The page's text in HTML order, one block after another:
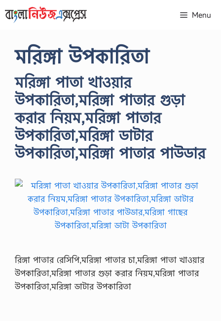
to
Menu
মরিঙ্গা উপকারিতা
মরিঙ্গা পাতা খাওয়ার
উপকারিতা,মরিঙ্গা পাতার গুড়া
করার নিয়ম,মরিঙ্গা পাতার
উপকারিতা,মরিঙ্গা ডাটার
উপকারিতা,মরিঙ্গা পাতার পাউডার
রিঙ্গা পাতার রেসিপি,মরিঙ্গা পাতার চা,মরিঙ্গা পাতা খাওয়ার
উপকারিতা,মরিঙ্গা পাতার গুড়া করার নিয়ম,মরিঙ্গা পাতার
উপকারিতা,মরিঙ্গা ডাটার উপকারিতা